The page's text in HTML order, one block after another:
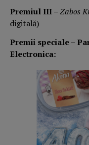
Premiul III–Zabos
digitală)
Premii speciale –
Electronica: